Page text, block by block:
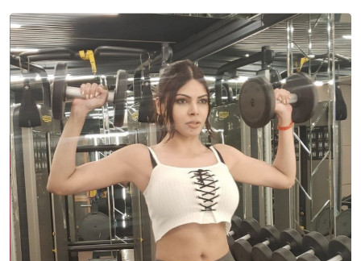
Sign in